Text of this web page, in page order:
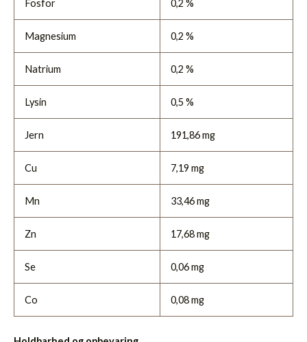
Fosfor 0,2 %
Magnesium 0,2 %
Natrium 0,2 %
Lysin 0,5 %
Jern 191,86 mg
Cu 7,19 mg
Mn 33,46 mg
Zn 17,68 mg
Se 0,06 mg
Co 0,08 mg